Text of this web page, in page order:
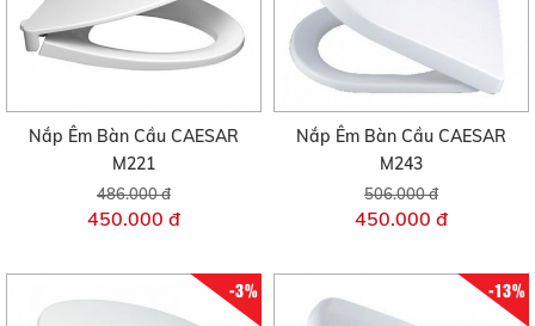
Nắp Êm Bàn Cầu CAESAR
M221
486.000 đ
450.000 đ
Nắp Êm Bàn Cầu CAESAR
M243
506.000 đ
450.000 đ
-3% -13%